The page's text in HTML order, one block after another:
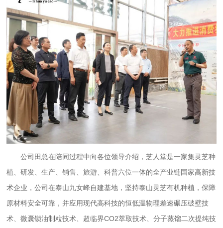
公司田总在陪同过程中向各位领导介绍，芝人堂是一家集灵芝种
植、研发、生产、销售、旅游、科普六位一体的全产业链国家高新技
术企业，公司在泰山九女峰自建基地，坚持泰山灵芝有机种植，保障
原材料安全可靠，并应用现代高科技的恒低温物理差速碾压破壁技
术、微囊锁油制粒技术、超临界CO2萃取技术、分子蒸馏二次提纯技